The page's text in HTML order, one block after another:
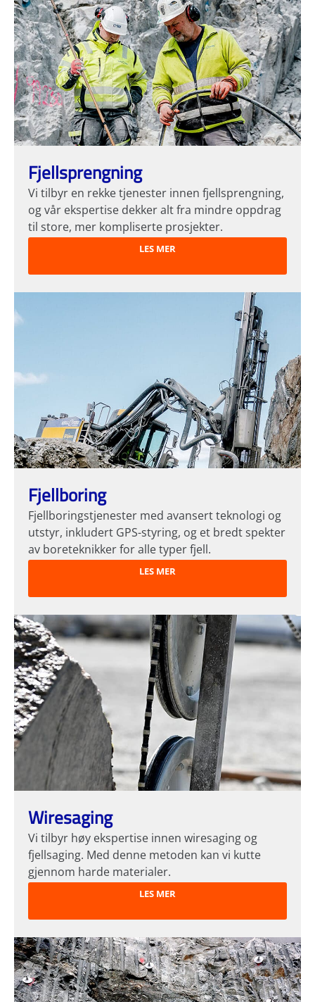
Fjellsprengning
Vi tilbyr en rekke tjenester innen fjellsprengning,
og vår ekspertise dekker alt fra mindre oppdrag
til store, mer kompliserte prosjekter.
LES MER
Fjellboring
Fjellboringstjenester med avansert teknologi og
utstyr, inkludert GPS-styring, og et bredt spekter
av boreteknikker for alle typer fjell.
LES MER
Wiresaging
Vi tilbyr høy ekspertise innen wiresaging og
fjellsaging. Med denne metoden kan vi kutte
gjennom harde materialer.
LES MER